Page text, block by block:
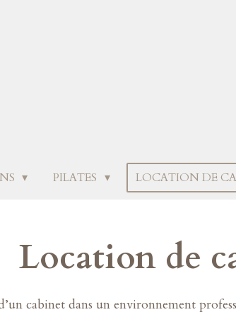
PILATES LOCATION DE
Location de
cabinet dans un environnement